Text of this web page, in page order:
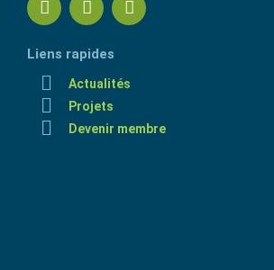
Liens rapides
Actualités
Projets
Devenir membre